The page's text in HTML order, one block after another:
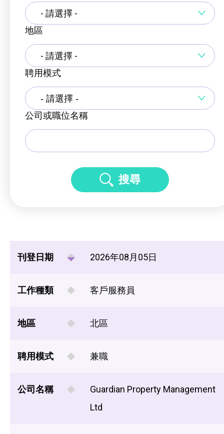
- 請選擇 -
地區
- 請選擇 -
聘用模式
公司或職位名稱
搜尋
刊登日期 2026年08月05日
工作種類 客戶服務員
地區 北區
聘用模式 兼職
公司名稱
Guardian Property Management
Ltd